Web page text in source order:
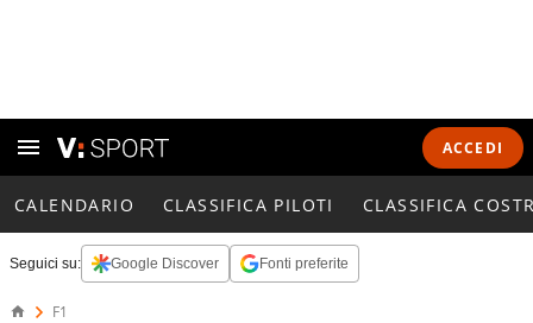
ACCEDI
CALENDARIO CLASSIFICA PILOTI CLASSIFICA
Seguici su: Google Discover Fonti preferite
F1